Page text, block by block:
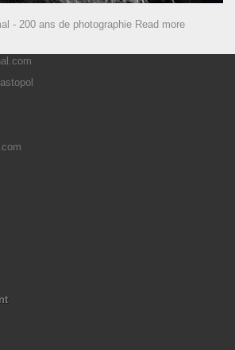
- 200 ans de photographie Read more